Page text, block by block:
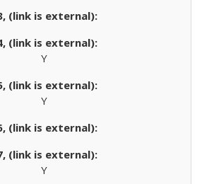
Y
Y
Y